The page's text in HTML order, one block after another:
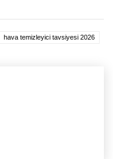
hava temizleyici tavsiyesi 2026